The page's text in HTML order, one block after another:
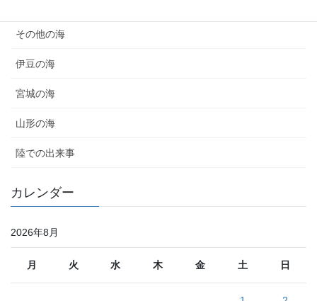
その他の海
伊豆の海
宮城の海
山形の海
陸での出来事
カレンダー
2026年8月
月 火 水 木 金 土 日